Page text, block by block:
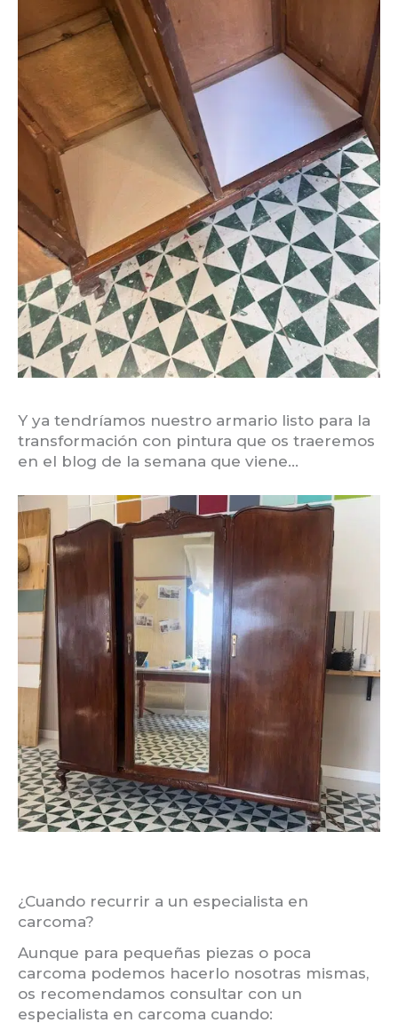
Y ya tendríamos nuestro armario listo para la
transformación con pintura que os traeremos
en el blog de la semana que viene…
¿Cuando recurrir a un especialista en
carcoma?
Aunque para pequeñas piezas o poca
carcoma podemos hacerlo nosotras mismas,
os recomendamos consultar con un
especialista en carcoma cuando: